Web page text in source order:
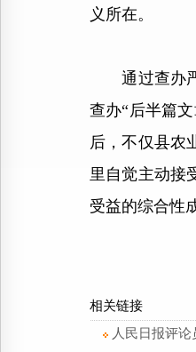
义所在。
通过查办严
查办“后半篇
后，不仅县农
里自觉主动接
受益的综合性
相关链接
人民日报评